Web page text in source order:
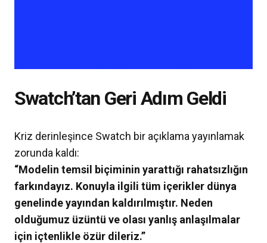
Swatch’tan Geri Adım Geldi
Kriz derinleşince Swatch bir açıklama yayınlamak
zorunda kaldı:
“Modelin temsil biçiminin yarattığı rahatsızlığın
farkındayız. Konuyla ilgili tüm içerikler dünya
genelinde yayından kaldırılmıştır. Neden
olduğumuz üzüntü ve olası yanlış anlaşılmalar
için içtenlikle özür dileriz.”